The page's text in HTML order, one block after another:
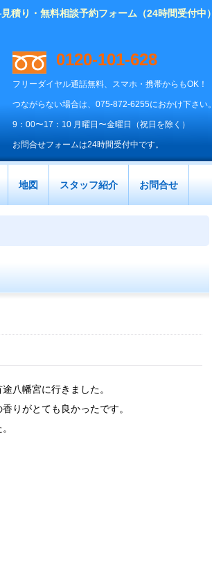
積り・無料相談予約フォーム（24時間受付中）
0120-101-628
フリーダイヤル通話無料、スマホ・携帯からもOK！
つながらない場合は、075-872-6255におかけ下さい。
9：00〜17：10 月曜日〜金曜日（祝日を除く）
お問合せフォームは24時間受付中です。
地図 スタッフ紹介 お問合せ
八幡宮に行きました。
りがとても良かったです。